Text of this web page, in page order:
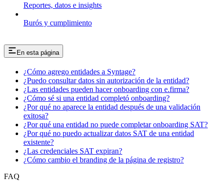
Reportes, datos e insights
Burós y cumplimiento
En esta página
¿Cómo agrego entidades a Syntage?
¿Puedo consultar datos sin autorización de la entidad?
¿Las entidades pueden hacer onboarding con e.firma?
¿Cómo sé si una entidad completó onboarding?
¿Por qué no aparece la entidad después de una validación
exitosa?
¿Por qué una entidad no puede completar onboarding SAT?
¿Por qué no puedo actualizar datos SAT de una entidad
existente?
¿Las credenciales SAT expiran?
¿Cómo cambio el branding de la página de registro?
FAQ